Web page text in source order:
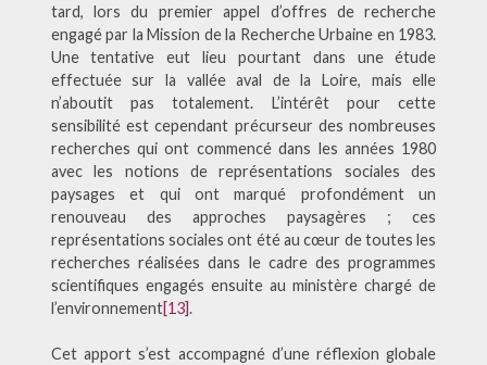
tard, lors du premier appel d’offres de recherche
engagé par la Mission de la Recherche Urbaine en 1983.
Une tentative eut lieu pourtant dans une étude
effectuée sur la vallée aval de la Loire, mais elle
n’aboutit pas totalement. L’intérêt pour cette
sensibilité est cependant précurseur des nombreuses
recherches qui ont commencé dans les années 1980
avec les notions de représentations sociales des
paysages et qui ont marqué profondément un
renouveau des approches paysagères ; ces
représentations sociales ont été au cœur de toutes les
recherches réalisées dans le cadre des programmes
scientifiques engagés ensuite au ministère chargé de
l’environnement[13].
Cet apport s’est accompagné d’une réflexion globale